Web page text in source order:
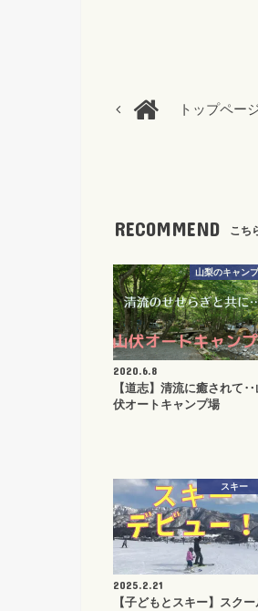
トップペー
RECOMMEND こち
山梨のキャン
2020.6.8
【道志】清流に癒されて‥
伏オートキャンプ場
スキー
2025.2.21
【子どもとスキー】スクー